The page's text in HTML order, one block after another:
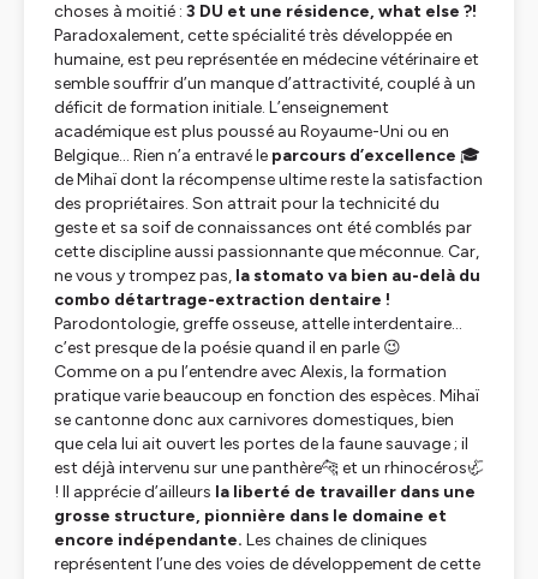
choses à moitié : 3 DU et une résidence, what else ?!
Paradoxalement, cette spécialité très développée en
humaine, est peu représentée en médecine vétérinaire et
semble souffrir d’un manque d’attractivité, couplé à un
déficit de formation initiale. L’enseignement
académique est plus poussé au Royaume-Uni ou en
Belgique… Rien n’a entravé le parcours d’excellence 🎓
de Mihaï dont la récompense ultime reste la satisfaction
des propriétaires. Son attrait pour la technicité du
geste et sa soif de connaissances ont été comblés par
cette discipline aussi passionnante que méconnue. Car,
ne vous y trompez pas, la stomato va bien au-delà du
combo détartrage-extraction dentaire !
Parodontologie, greffe osseuse, attelle interdentaire…
c’est presque de la poésie quand il en parle 😉
Comme on a pu l’entendre avec Alexis, la formation
pratique varie beaucoup en fonction des espèces. Mihaï
se cantonne donc aux carnivores domestiques, bien
que cela lui ait ouvert les portes de la faune sauvage ; il
est déjà intervenu sur une panthère🐆 et un rhinocéros🦏
! Il apprécie d’ailleurs la liberté de travailler dans une
grosse structure, pionnière dans le domaine et
encore indépendante. Les chaines de cliniques
représentent l’une des voies de développement de cette